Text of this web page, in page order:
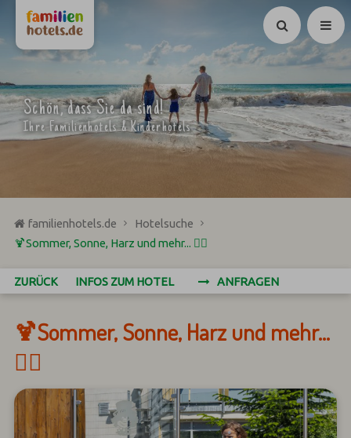
Suchen
Schön, dass Sie da sind!
Ihre Familienhotels & Kinderhotels
familienhotels.de
Hotelsuche
🍹Sommer, Sonne, Harz und mehr... 🏊‍♀️
ZURÜCK INFOS ZUM HOTEL ANFRAGEN
🍹Sommer, Sonne, Harz und mehr...
🏊‍♀️